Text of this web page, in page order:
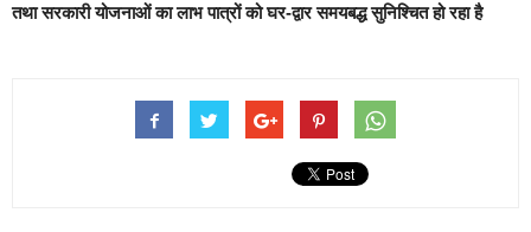
तथा सरकारी योजनाओं का लाभ पात्रों को घर-द्वार समयबद्ध सुनिश्चित हो रहा है